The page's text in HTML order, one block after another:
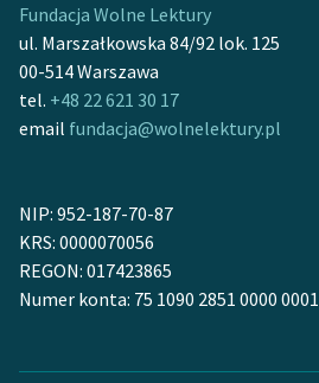
Fundacja Wolne Lektury
ul. Marszałkowska 84/92 lok. 125
00-514 Warszawa
tel. +48 22 621 30 17
email fundacja@wolnelektury.pl
NIP: 952-187-70-87
KRS: 0000070056
REGON: 017423865
Numer konta: 75 1090 2851 0000